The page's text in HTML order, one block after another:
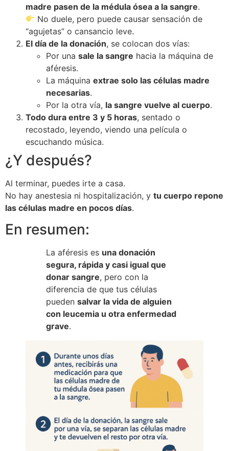
madre pasen de la médula ósea a la sangre.
No duele, pero puede causar sensación de
“agujetas” o cansancio leve.
El día de la donación, se colocan dos vías:
Por una sale la sangre hacia la máquina de
aféresis.
La máquina extrae solo las células madre
necesarias.
Por la otra vía, la sangre vuelve al cuerpo.
Todo dura entre 3 y 5 horas, sentado o
recostado, leyendo, viendo una película o
escuchando música.
¿Y después?
Al terminar, puedes irte a casa.
No hay anestesia ni hospitalización, y tu cuerpo repone
las células madre en pocos días.
En resumen:
La aféresis es una donación
segura, rápida y casi igual que
donar sangre, pero con la
diferencia de que tus células
pueden salvar la vida de alguien
con leucemia u otra enfermedad
grave.